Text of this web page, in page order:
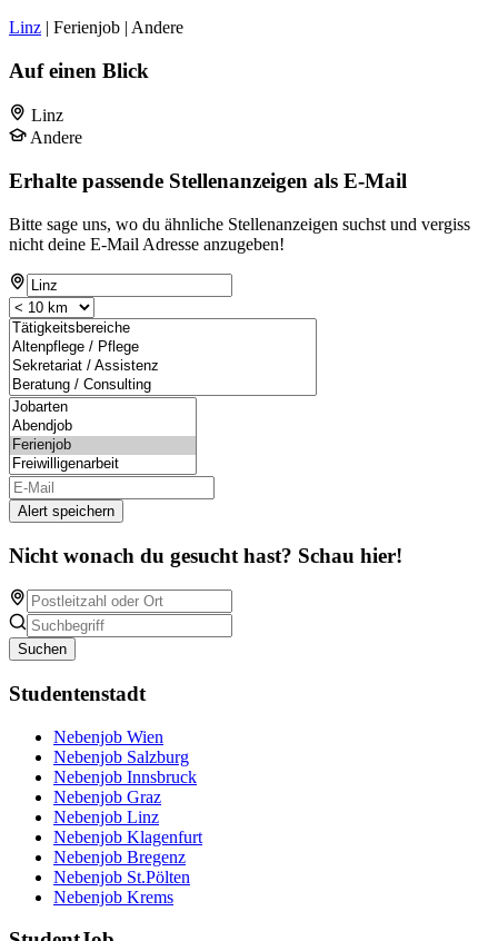
Linz | Ferienjob | Andere
Auf einen Blick
Linz
Andere
Erhalte passende Stellenanzeigen als E-Mail
Bitte sage uns, wo du ähnliche Stellenanzeigen suchst und vergiss
nicht deine E-Mail Adresse anzugeben!
Alert speichern
Nicht wonach du gesucht hast? Schau hier!
Suchen
Studentenstadt
Nebenjob Wien
Nebenjob Salzburg
Nebenjob Innsbruck
Nebenjob Graz
Nebenjob Linz
Nebenjob Klagenfurt
Nebenjob Bregenz
Nebenjob St.Pölten
Nebenjob Krems